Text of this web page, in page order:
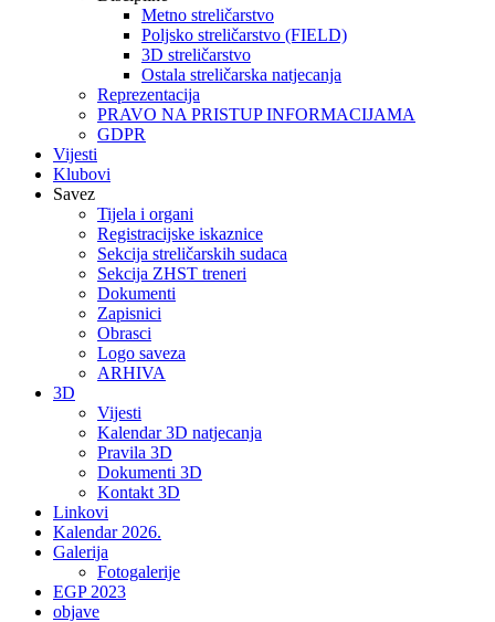
Metno streličarstvo
Poljsko streličarstvo (FIELD)
3D streličarstvo
Ostala streličarska natjecanja
Reprezentacija
PRAVO NA PRISTUP INFORMACIJAMA
GDPR
Vijesti
Klubovi
Savez
Tijela i organi
Registracijske iskaznice
Sekcija streličarskih sudaca
Sekcija ZHST treneri
Dokumenti
Zapisnici
Obrasci
Logo saveza
ARHIVA
3D
Vijesti
Kalendar 3D natjecanja
Pravila 3D
Dokumenti 3D
Kontakt 3D
Linkovi
Kalendar 2026.
Galerija
Fotogalerije
EGP 2023
objave